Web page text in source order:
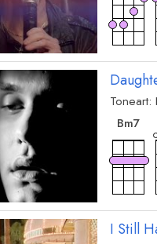
Toneart:
Bm7
Dsus2
I Still